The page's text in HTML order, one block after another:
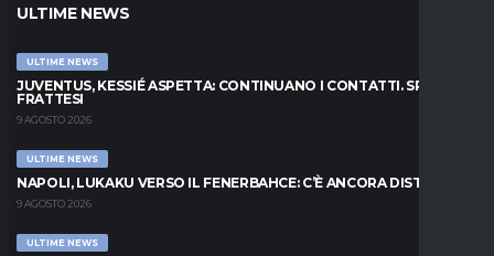
ULTIME NEWS
ULTIME NEWS
JUVENTUS, KESSIÉ ASPETTA: CONTINUANO I CONTATTI. SPUNTA
FRATTESI
9 AGOSTO 2026
ULTIME NEWS
NAPOLI, LUKAKU VERSO IL FENERBAHCE: C’È ANCORA DISTANZA
9 AGOSTO 2026
ULTIME NEWS